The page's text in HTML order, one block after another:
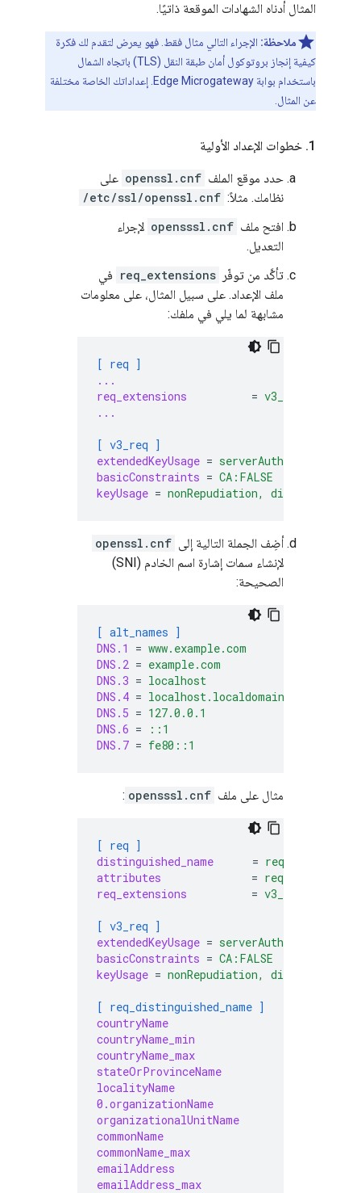
المثال أدناه الشهادات الموقعة ذاتيًا.
ملاحظة: الإجراء التالي مثال فقط. فهو يعرض لتقدم لك فكرة
كيفية إنجاز بروتوكول أمان طبقة النقل (TLS) باتجاه الشمال
باستخدام بوابة Edge Microgateway. إعداداتك الخاصة مختلفة
عن المثال.
1
. خطوات الإعداد الأولية
حدد موقع الملف openssl.cnf على
نظامك. مثلاً: /etc/ssl/openssl.cnf
افتح ملف opensssl.cnf لإجراء
التعديل.
تأكَّد من توفّر req_extensions في
ملف الإعداد. على سبيل المثال، على معلومات
مشابهة لما يلي في ملفك:
[ req ]
...
req_extensions
= v3_req
...
[ v3_req ]
extendedKeyUsage = serverAuth,
basicConstraints = CA:FALSE
keyUsage = nonRepudiation,
أضِف الجملة التالية إلى openssl.cnf
لإنشاء سمات إشارة اسم الخادم (SNI)
الصحيحة:
[ alt_names ]
DNS.1
= www.example.com
DNS.2 = example.com
DNS.3 = localhost
DNS.4 = localhost.localdomain
DNS.5 = 127.0.0.1
DNS.6 =
::1
DNS.7 = fe80::1
مثال على ملف opensssl.cnf
:
[ req ]
distinguished_name
=
attributes
= req_attributes
req_extensions
= v3_req
[ v3_req ]
extendedKeyUsage = serverAuth,
basicConstraints = CA:FALSE
keyUsage = nonRepudiation,
[ req_distinguished_name ]
countryName
countryName_min
countryName_max
stateOrProvinceName
localityName
0.organizationName
organizationalUnitName
commonName
commonName_max
emailAddress
emailAddress_max